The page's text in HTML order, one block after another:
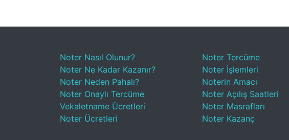
Noter Nasıl Olunur?
Noter Ne Kadar Kazanır?
Noter Neden Pahalı?
Noter Onaylı Tercüme
Vekaletname Ücretleri
Noter Ücretleri
Noter Tercüme
Noter İşlemleri
Noterin Amacı
Noter Açılış Saatleri
Noter Masrafları
Noter Kazanç